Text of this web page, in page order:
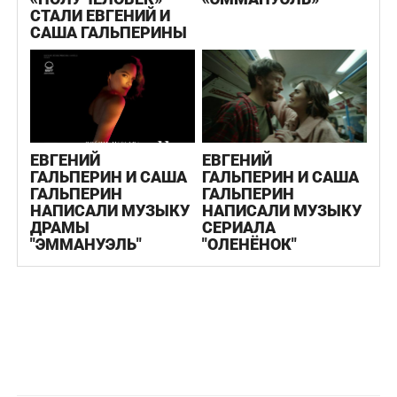
СТАЛИ ЕВГЕНИЙ И
САША ГАЛЬПЕРИНЫ
ЕВГЕНИЙ
ГАЛЬПЕРИН И САША
ГАЛЬПЕРИН
НАПИСАЛИ МУЗЫКУ
ДРАМЫ
"ЭММАНУЭЛЬ"
ЕВГЕНИЙ
ГАЛЬПЕРИН И САША
ГАЛЬПЕРИН
НАПИСАЛИ МУЗЫКУ
СЕРИАЛА
"ОЛЕНЁНОК"